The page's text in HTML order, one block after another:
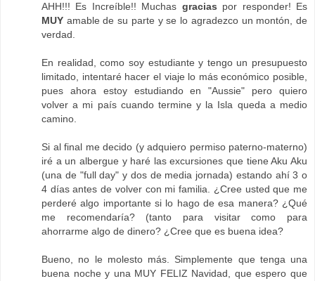
AHH!!! Es Increíble!! Muchas gracias por responder! Es
MUY amable de su parte y se lo agradezco un montón, de
verdad.
En realidad, como soy estudiante y tengo un presupuesto
limitado, intentaré hacer el viaje lo más económico posible,
pues ahora estoy estudiando en "Aussie" pero quiero
volver a mi país cuando termine y la Isla queda a medio
camino.
Si al final me decido (y adquiero permiso paterno-materno)
iré a un albergue y haré las excursiones que tiene Aku Aku
(una de "full day" y dos de media jornada) estando ahí 3 o
4 días antes de volver con mi familia. ¿Cree usted que me
perderé algo importante si lo hago de esa manera? ¿Qué
me recomendaría? (tanto para visitar como para
ahorrarme algo de dinero? ¿Cree que es buena idea?
Bueno, no le molesto más. Simplemente que tenga una
buena noche y una MUY FELIZ Navidad, que espero que